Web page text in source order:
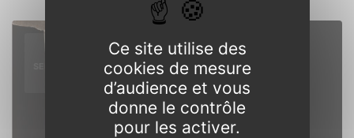
Ce site utilise des
cookies de mesure
d’audience et vous
donne le contrôle
pour les activer.